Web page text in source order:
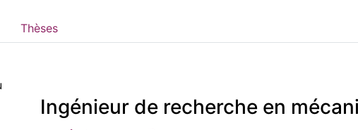
Thèses
Ingénieur de recherche en